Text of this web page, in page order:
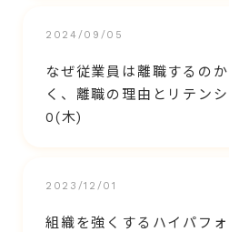
2024/09/05
なぜ従業員は離職するの
く、離職の理由とリテン
0(木)
2023/12/01
組織を強くするハイパフ